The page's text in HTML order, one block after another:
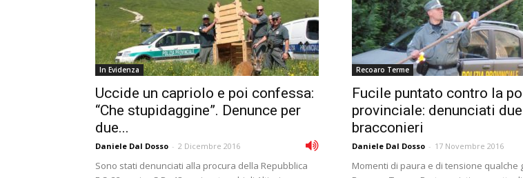
In Evidenza
Uccide un capriolo e poi confessa:
“Che stupidaggine”. Denunce per
due...
Daniele Dal Dosso - 2 Dicembre 2016
Sono stati denunciati alla procura della Repubblica
Recoaro Terme
Fucile puntato contro la
provinciale: denunciati due
bracconieri
Daniele Dal Dosso - 17 Novembre 2016
Momenti di paura e di tensione qualche